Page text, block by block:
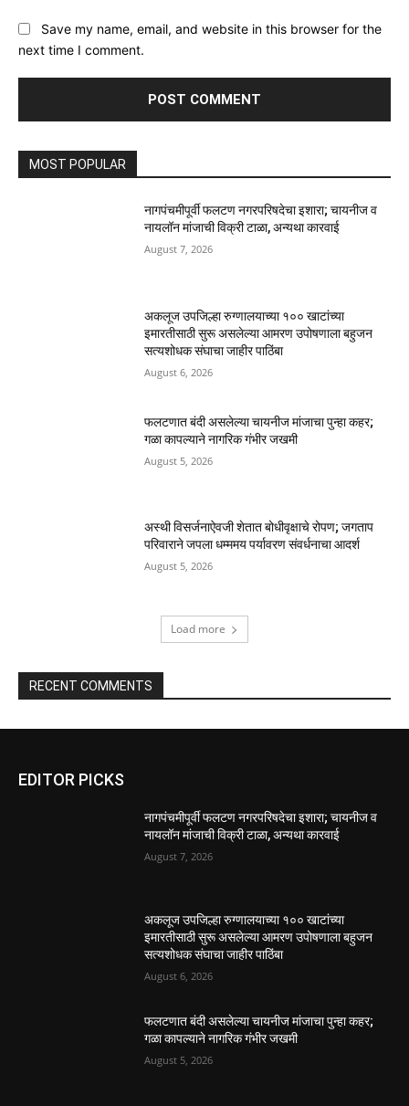
Save my name, email, and website in this browser for the
next time I comment.
MOST POPULAR
नागपंचमीपूर्वी फलटण नगरपरिषदेचा इशारा; चायनीज व
नायलॉन मांजाची विक्री टाळा, अन्यथा कारवाई
August 7, 2026
अकलूज उपजिल्हा रुग्णालयाच्या १०० खाटांच्या
इमारतीसाठी सुरू असलेल्या आमरण उपोषणाला बहुजन
सत्यशोधक संघाचा जाहीर पाठिंबा
August 6, 2026
फलटणात बंदी असलेल्या चायनीज मांजाचा पुन्हा कहर;
गळा कापल्याने नागरिक गंभीर जखमी
August 5, 2026
अस्थी विसर्जनाऐवजी शेतात बोधीवृक्षाचे रोपण; जगताप
परिवाराने जपला धम्ममय पर्यावरण संवर्धनाचा आदर्श
August 5, 2026
Load more
RECENT COMMENTS
EDITOR PICKS
नागपंचमीपूर्वी फलटण नगरपरिषदेचा इशारा; चायनीज व
नायलॉन मांजाची विक्री टाळा, अन्यथा कारवाई
August 7, 2026
अकलूज उपजिल्हा रुग्णालयाच्या १०० खाटांच्या
इमारतीसाठी सुरू असलेल्या आमरण उपोषणाला बहुजन
सत्यशोधक संघाचा जाहीर पाठिंबा
August 6, 2026
फलटणात बंदी असलेल्या चायनीज मांजाचा पुन्हा कहर;
गळा कापल्याने नागरिक गंभीर जखमी
August 5, 2026